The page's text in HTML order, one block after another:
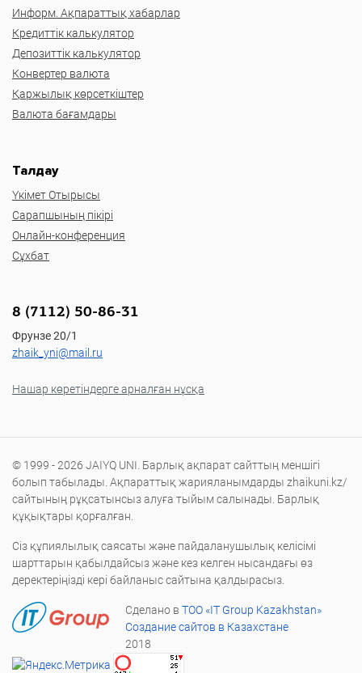
Информ. Ақпараттық хабарлар
Кредиттік калькулятор
Депозиттік калькулятор
Конвертер валюта
Қаржылық көрсеткіштер
Валюта бағамдары
Талдау
Үкімет Отырысы
Сарапшының пікірі
Онлайн-конференция
Сұхбат
8 (7112) 50-86-31
Фрунзе 20/1
zhaik_yni@mail.ru
Нашар көретіндерге арналған нұсқа
© 1999 - 2026 JAIYQ UNI. Барлық ақпарат сайттың меншігі
болып табылады. Ақпараттық жарияланымдарды zhaikuni.kz/
сайтының рұқсатынсыз алуға тыйым салынады. Барлық
құқықтары қорғалған.
Сіз құпиялылық саясаты және пайдаланушылық келісімі
шарттарын қабылдайсыз және кез келген нысандағы өз
деректеріңізді кері байланыс сайтына қалдырасыз.
Сделано в ТОО «IT Group Kazakhstan»
Создание сайтов в Казахстане
2018